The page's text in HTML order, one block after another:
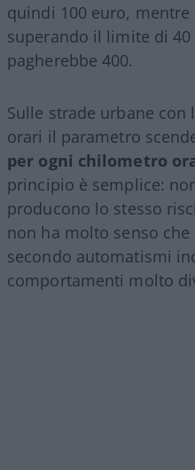
quindi 100 euro, mentre
superando il limite di
pagherebbe 400.
Sulle strade urbane
orari il parametro
per ogni chilometro
principio è semplice:
producono lo stesso
non ha molto senso
secondo automatismi
comportamenti molto